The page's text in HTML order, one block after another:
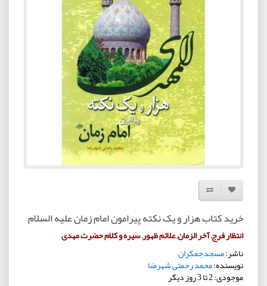
افزودن به لیست دلخواه
مقایسه این محصول
خرید کتاب هزار و یک نکته پیرامون امام زمان علیه السلام
انتظار فرج, آخر الزمان, علائم ظهور, سیره و کلام حضرت مهدی
ناشر:مسجد,جمکران
نویسنده:محمد رحمتی شهرضا
موجودی: 2 تا 3 روز دیگر